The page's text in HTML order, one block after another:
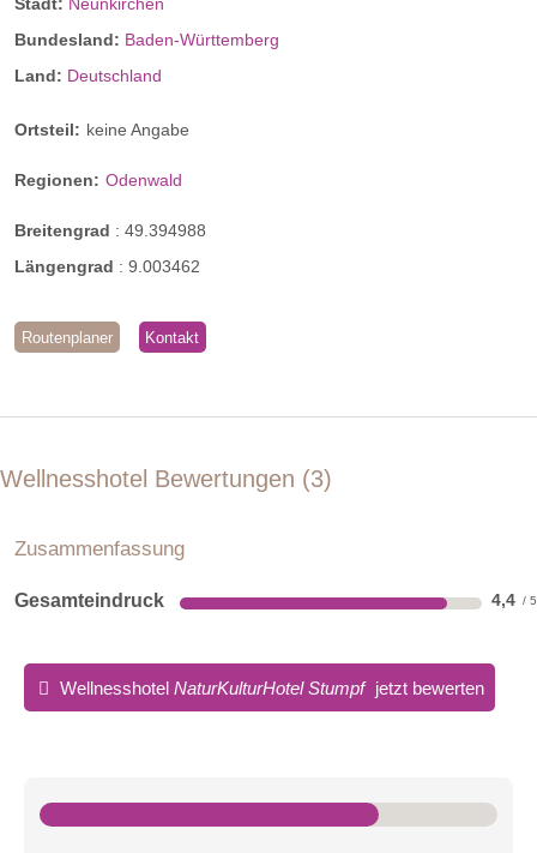
Bundesland: Baden-Württemberg
Land: Deutschland
Ortsteil: keine Angabe
Regionen: Odenwald
Breitengrad : 49.394988
Längengrad : 9.003462
Routenplaner Kontakt
Wellnesshotel Bewertungen 3
Zusammenfassung
Gesamteindruck 4,4
Wellnesshotel NaturKulturHotel Stumpf jetzt bewerten